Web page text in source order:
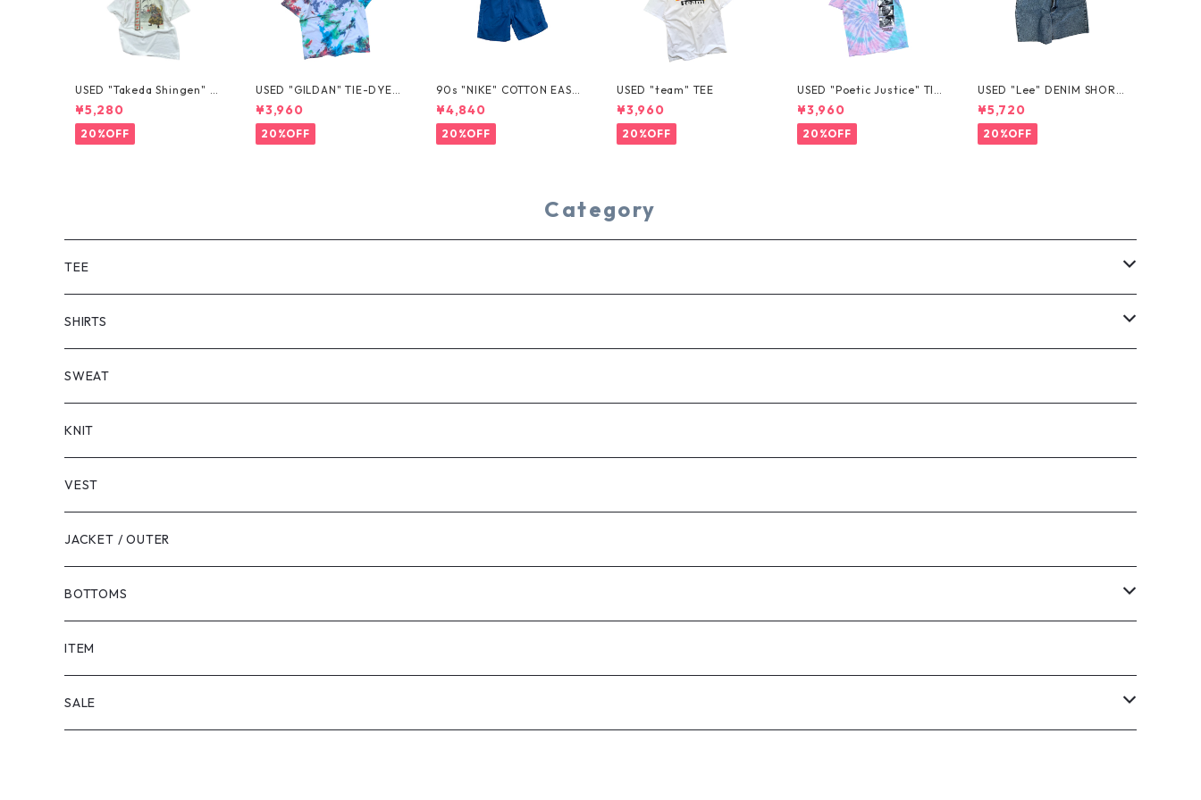
USED "Takeda Shingen" T
EE
¥5,280
20%OFF
USED "GILDAN" TIE-DYE T
EE
¥3,960
20%OFF
90s "NIKE" COTTON EASY
SHORTS
¥4,840
20%OFF
USED "team" TEE
¥3,960
20%OFF
USED "Poetic Justice" TIE
-DYE TEE
¥3,960
20%OFF
USED "Lee" DENIM SHORT
S
¥5,720
20%OFF
Category
TEE
SHORT SLEEVE
LONG SLEEVE
SHIRTS
SHORT SLEEVE
LONG SLEEVE
SWEAT
KNIT
VEST
JACKET / OUTER
BOTTOMS
SHORTS
PANTS
ITEM
SALE